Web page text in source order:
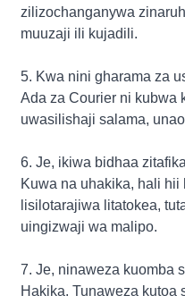
zilizochanganywa
muuzaji ili kujadili.
5. Kwa nini gharama za
Ada za Courier ni kubwa
uwasilishaji salama,
6. Je, ikiwa bidhaa
Kuwa na uhakika, hali
lisilotarajiwa litatokea,
uingizwaji wa malipo.
7. Je, ninaweza kuomba
Hakika. Tunaweza kutoa